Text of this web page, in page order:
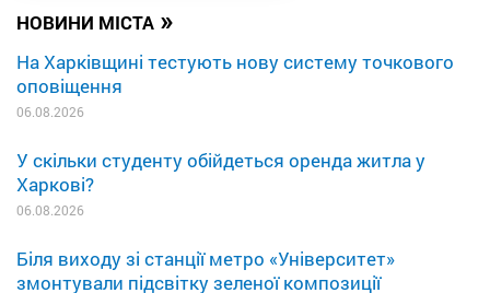
НОВИНИ МІСТА »
На Харківщині тестують нову систему точкового
оповіщення
06.08.2026
У скільки студенту обійдеться оренда житла у
Харкові?
06.08.2026
Біля виходу зі станції метро «Університет»
змонтували підсвітку зеленої композиції